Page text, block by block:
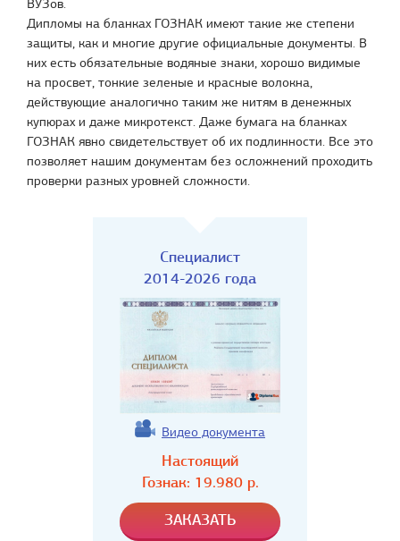
ВУЗов.
Дипломы на бланках ГОЗНАК имеют такие же степени
защиты, как и многие другие официальные документы. В
них есть обязательные водяные знаки, хорошо видимые
на просвет, тонкие зеленые и красные волокна,
действующие аналогично таким же нитям в денежных
купюрах и даже микротекст. Даже бумага на бланках
ГОЗНАК явно свидетельствует об их подлинности. Все это
позволяет нашим документам без осложнений проходить
проверки разных уровней сложности.
Специалист
2014-2026 года
Видео документа
Настоящий
Гознак: 19.980р.